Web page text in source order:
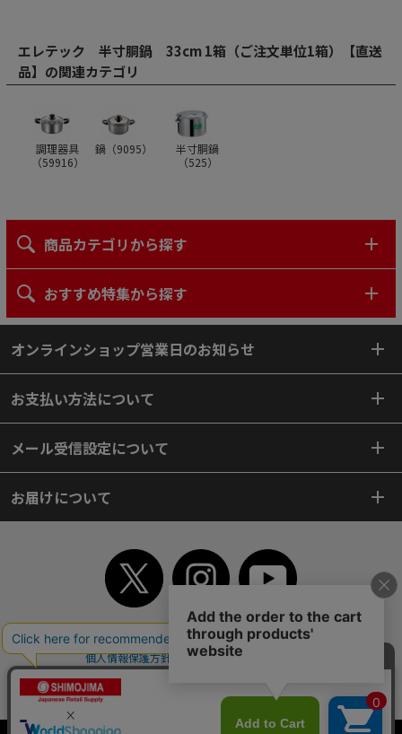
エレテック 半寸胴鍋 33cm 1箱（ご注文単位1箱）【直送
品】の関連カテゴリ
調理器具
（59916）
鍋（9095）
半寸胴鍋
（525）
商品カテゴリから探す
おすすめ特集から探す
オンラインショップ営業日のお知らせ
お支払い方法について
メール受信設定について
お届けについて
TOP 初めてご利用のお客様へ ご利用案内
ご利用規約
個人情報保護方針
特定商取引法
よくあるご質問
サイトマップ
WEBカタログ 英語版TOP